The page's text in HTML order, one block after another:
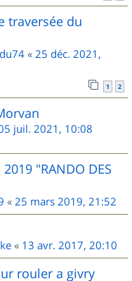
traversée du
« 25 déc. 2021,
1 2
juil. 2021, 10:08
"RANDO DES
« 25 mars 2019, 21:52
« 13 avr. 2017, 20:10
rouler a givry